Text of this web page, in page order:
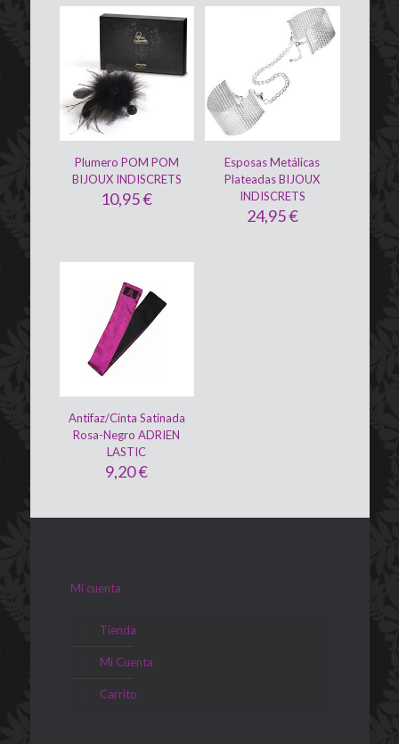
Plumero POM POM
BIJOUX INDISCRETS
10,95€
Esposas Metálicas
Plateadas BIJOUX
INDISCRETS
24,95€
Antifaz/Cinta Satinada
Rosa-Negro ADRIEN
LASTIC
9,20€
Mi cuenta
Tienda
Mi Cuenta
Carrito